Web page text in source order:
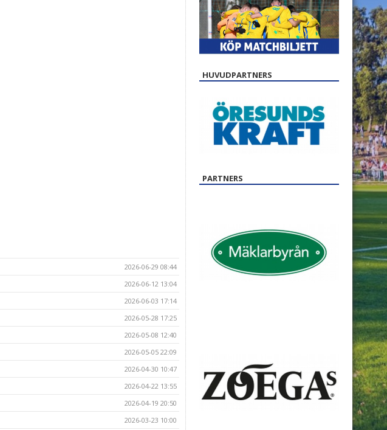
2026-06-29 08:44
2026-06-12 13:04
2026-06-03 17:14
2026-05-28 17:25
2026-05-08 12:40
2026-05-05 22:09
2026-04-30 10:47
2026-04-22 13:55
2026-04-19 20:50
2026-03-23 10:00
HUVUDPARTNERS
PARTNERS